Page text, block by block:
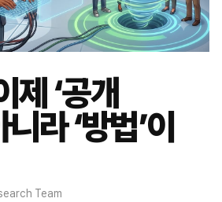
제 ‘공개
라 ‘방법’이
Team